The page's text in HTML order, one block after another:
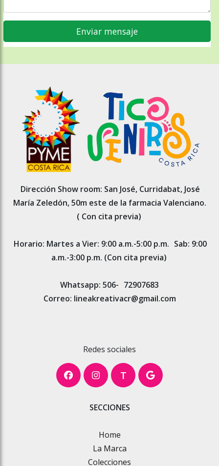
Dirección Show room: San José, Curridabat, José
María Zeledón, 50m este de la farmacia Valenciano.
( Con cita previa)
Horario: Martes a Vier: 9:00 a.m.-5:00 p.m. Sab: 9:00
a.m.-3:00 p.m. (Con cita previa)
Whatsapp: 506- 72907683
Correo: lineakreativacr@gmail.com
Redes sociales
T
SECCIONES
Home
La Marca
Colecciones